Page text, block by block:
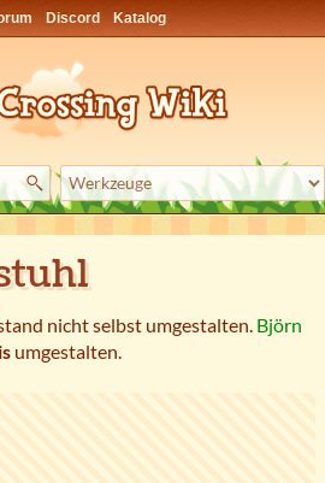
Discord Katalog
nicht selbst umgestalten. Björn
umgestalten.